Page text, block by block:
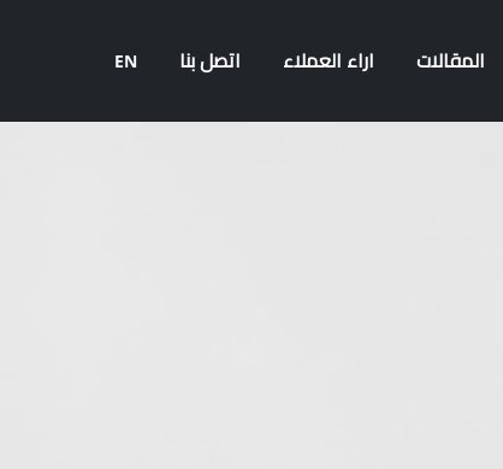
المقالات اراء العملاء اتصل بنا EN